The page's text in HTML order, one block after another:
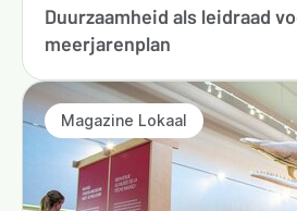
Duurzaamheid als leidraad
meerjarenplan
Magazine Lokaal